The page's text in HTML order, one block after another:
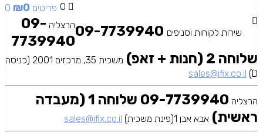
0 0 פריטים ₪0
שירות לקוחות וסניפים
הרצליה 09-
7739940
שלוחה 2 (חנות + זאפ)
משכית 35, מרכזים 2001 (כניסה
D)
sales@ifix.co.il
הרצליה
09-7739940 שלוחה 1 (מעבדה
ראשית) אבא אבן 1(פינת משכית) sales@ifix.co.il